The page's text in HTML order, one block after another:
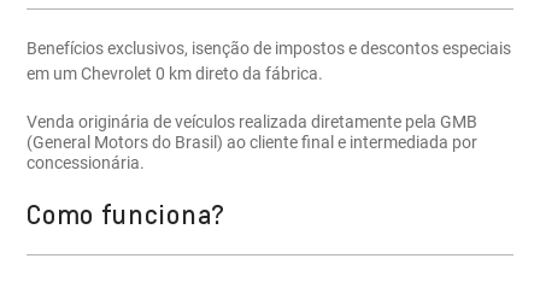
Benefícios exclusivos, isenção de impostos e descontos especiais
em um Chevrolet 0 km direto da fábrica.
Venda originária de veículos realizada diretamente pela GMB
(General Motors do Brasil) ao cliente final e intermediada por
concessionária.
Como funciona?